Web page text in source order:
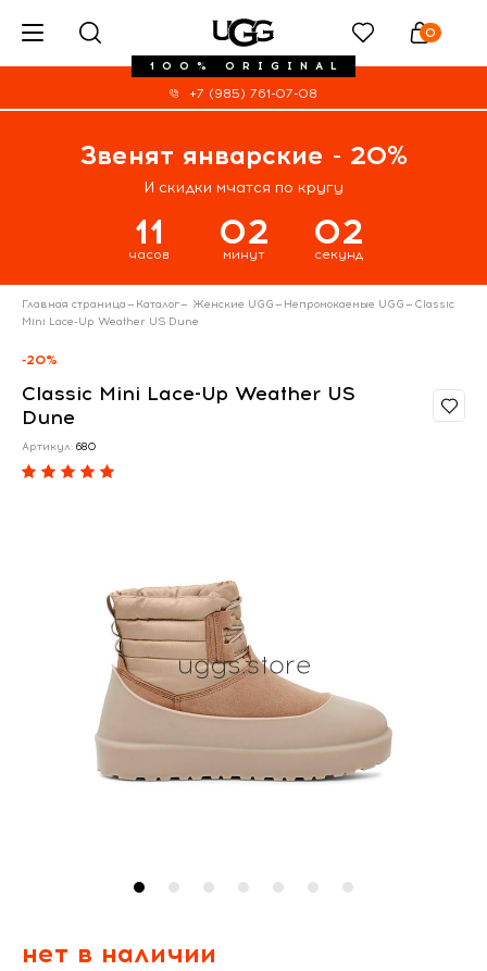
100% ORIGINAL
0
+7 (985) 761-07-08
Звенят январские - 20%
И скидки мчатся по кругу
11
часов
02
минут
02
секунд
Главная страница— Каталог— Женские UGG— Непромокаемые UGG— Classic
Mini Lace-Up Weather US Dune
-20%
Classic Mini Lace-Up Weather US
Dune
Артикул: 680
нет в наличии